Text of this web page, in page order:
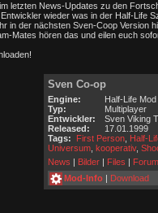
letzten News-Updates zu den
wieder was in der Half-Life
in der nächsten Sven-Coop Version
Mates hören das und eilen euch
Sven Co-op
Engine:
Half-Life Mod
Typ:
Multiplayer
Entwickler:
Sven Viking
Released:
17.01.1999
Tags:
First Person, Half-
Universum, kooperativ,
News | Bilder| Files | Forum
Mod-Info| Download